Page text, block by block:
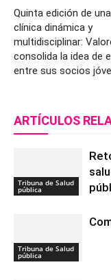
Quinta edición de
clínica dinámica y
multidisciplinar:
consolida la idea de
entre sus socios
ARTÍCULOS
Tribuna de Salud
pública
Tribuna de Salud
pública